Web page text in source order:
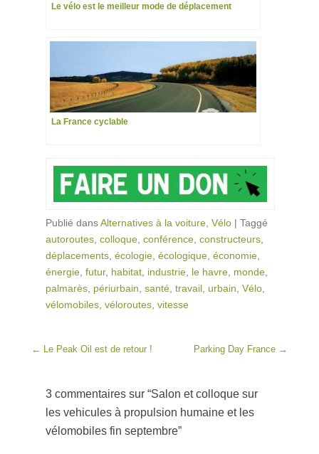
Le vélo est le meilleur mode de déplacement
La France cyclable
Publié dansAlternatives à la voiture, Vélo | Taggé
autoroutes, colloque, conférence, constructeurs,
déplacements, écologie, écologique, économie,
énergie, futur, habitat, industrie, le havre, monde,
palmarès, périurbain, santé, travail, urbain, Vélo,
vélomobiles, véloroutes, vitesse
Post navigation
← Le Peak Oil est de retour ! Parking Day France →
3 commentaires sur “Salon et colloque sur
les vehicules à propulsion humaine et les
vélomobiles fin septembre”